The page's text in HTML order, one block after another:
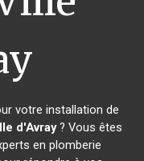
votre installation de
d'Avray? Vous êtes
en plomberie